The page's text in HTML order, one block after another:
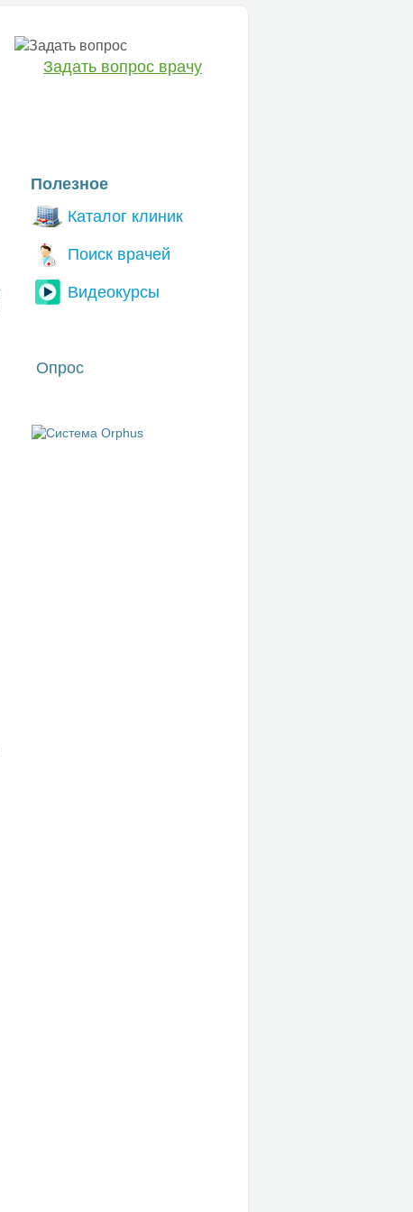
Задать вопрос врачу
Полезное
Каталог клиник
Поиск врачей
Видеокурсы
Опрос